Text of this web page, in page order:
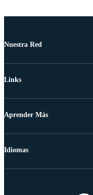
Nuestra Red
Links
Aprender Más
Idiomas